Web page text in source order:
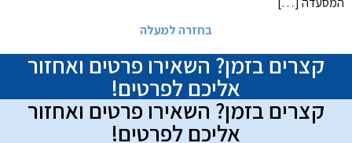
בחזרה למעלה
קצרים בזמן? השאירו פרטים ואחזור
אליכם לפרטים!
קצרים בזמן? השאירו פרטים ואחזור
אליכם לפרטים!